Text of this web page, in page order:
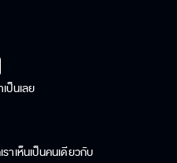
ป็นเลย
เห็นเป็นคนเดียวกับ